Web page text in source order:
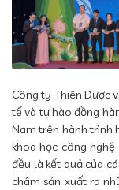
Công ty Thiên Dược
tế và tự hào đồng
Nam trên hành trình
khoa học công
đều là kết quả của
châm sản xuất ra